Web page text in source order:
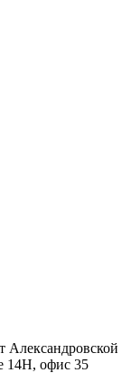
Александровской
14Н, офис 35